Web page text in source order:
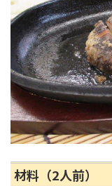
材料（2人前）